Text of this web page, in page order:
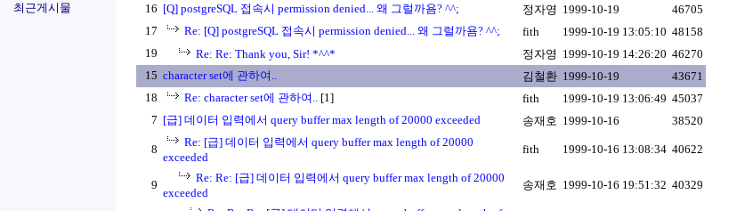
최근게시물
16 [Q] postgreSQL 접속시 permission denied... 왜 그럴까욤? ^^; 정자영 1999-10-19
46705
17
Re: [Q] postgreSQL 접속시 permission denied... 왜 그럴까욤? ^^; fith 1999-10-19 13:05:10 48158
19
Re: Re: Thank you, Sir! *^^* 정자영 1999-10-19 14:26:20 46270
15 character set에 관하여.. 김철환 1999-10-19
43671
18
Re: character set에 관하여.. [1] fith 1999-10-19 13:06:49 45037
7 [급] 데이터 입력에서 query buffer max length of 20000 exceeded 송재호 1999-10-16 38520
8
Re: [급] 데이터 입력에서 query buffer max length of 20000
exceeded
fith 1999-10-16 13:08:34 40622
9
Re: Re: [급] 데이터 입력에서 query buffer max length of 20000
exceeded
송재호 1999-10-16 19:51:32 40329